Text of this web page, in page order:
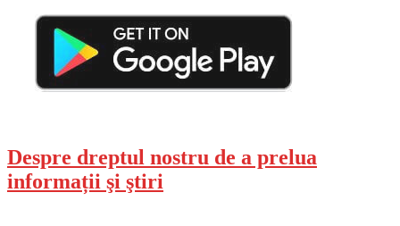
Despre dreptul nostru de a prelua
informații şi ştiri